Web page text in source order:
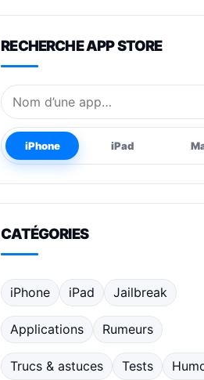
RECHERCHE APP STORE
Nom de l’application
iPhone iPad
CATÉGORIES
iPhone iPad Jailbreak
Applications Rumeurs
Trucs & astuces Tests